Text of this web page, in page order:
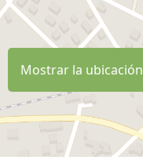
Mostrar la ubicación